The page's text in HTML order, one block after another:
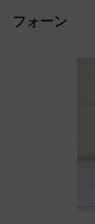
フォーン